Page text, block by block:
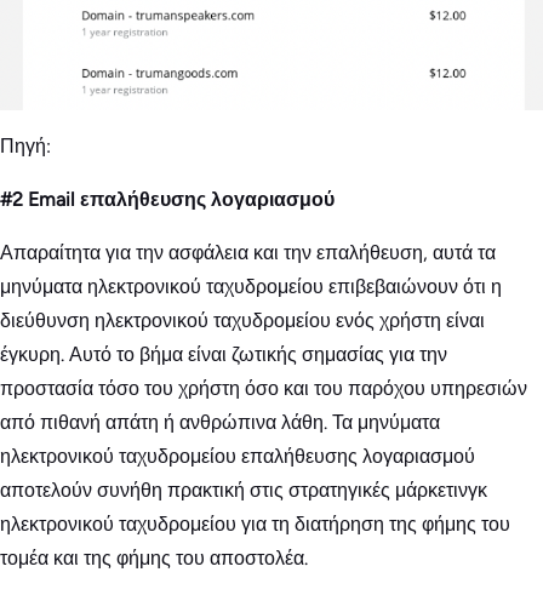
Πηγή:
#2 Email επαλήθευσης λογαριασμού
Απαραίτητα για την ασφάλεια και την επαλήθευση, αυτά τα
μηνύματα ηλεκτρονικού ταχυδρομείου επιβεβαιώνουν ότι η
διεύθυνση ηλεκτρονικού ταχυδρομείου ενός χρήστη είναι
έγκυρη. Αυτό το βήμα είναι ζωτικής σημασίας για την
προστασία τόσο του χρήστη όσο και του παρόχου υπηρεσιών
από πιθανή απάτη ή ανθρώπινα λάθη. Τα μηνύματα
ηλεκτρονικού ταχυδρομείου επαλήθευσης λογαριασμού
αποτελούν συνήθη πρακτική στις στρατηγικές μάρκετινγκ
ηλεκτρονικού ταχυδρομείου για τη διατήρηση της φήμης του
τομέα και της φήμης του αποστολέα.